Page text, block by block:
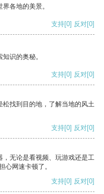
各地的美景。
支持[0] 反对[0]
识的奥秘。
支持[0] 反对[0]
找到目的地，了解当地的风土
支持[0] 反对[0]
无论是看视频、玩游戏还是工
心网速卡顿了。
支持[0] 反对[0]